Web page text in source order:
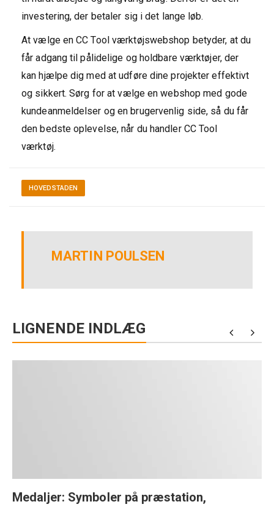
investering, der betaler sig i det lange løb.
At vælge en CC Tool værktøjswebshop betyder, at du
får adgang til pålidelige og holdbare værktøjer, der
kan hjælpe dig med at udføre dine projekter effektivt
og sikkert. Sørg for at vælge en webshop med gode
kundeanmeldelser og en brugervenlig side, så du får
den bedste oplevelse, når du handler CC Tool
værktøj.
HOVEDSTADEN
MARTIN POULSEN
LIGNENDE INDLÆG
Medaljer: Symboler på præstation,